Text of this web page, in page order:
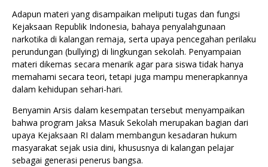
Adapun materi yang disampaikan meliputi tugas dan fungsi
Kejaksaan Republik Indonesia, bahaya penyalahgunaan
narkotika di kalangan remaja, serta upaya pencegahan perilaku
perundungan (bullying) di lingkungan sekolah. Penyampaian
materi dikemas secara menarik agar para siswa tidak hanya
memahami secara teori, tetapi juga mampu menerapkannya
dalam kehidupan sehari-hari.
Benyamin Arsis dalam kesempatan tersebut menyampaikan
bahwa program Jaksa Masuk Sekolah merupakan bagian dari
upaya Kejaksaan RI dalam membangun kesadaran hukum
masyarakat sejak usia dini, khususnya di kalangan pelajar
sebagai generasi penerus bangsa.